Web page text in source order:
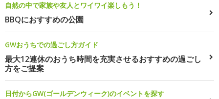
自然の中で家族や友人とワイワイ楽しもう！
BBQにおすすめの公園
GWおうちでの過ごし方ガイド
最大12連休のおうち時間を充実させるおすすめの過ごし
方をご提案
日付からGW(ゴールデンウィーク)のイベントを探す